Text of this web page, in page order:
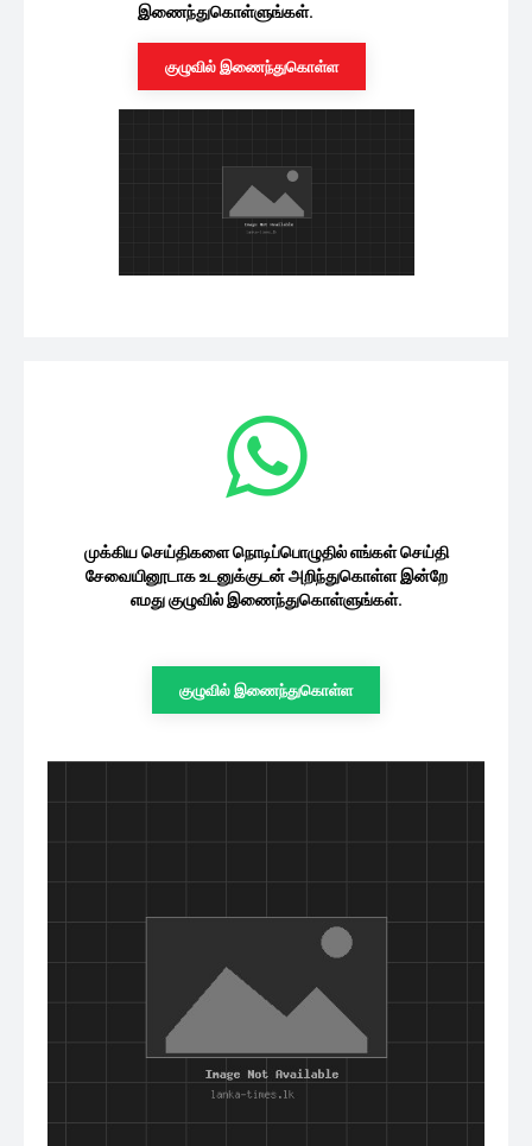
இணைந்துகொள்ளுங்கள்.
குழுவில் இணைந்துகொள்ள
முக்கிய செய்திகளை நொடிப்பொழுதில் எங்கள் செய்தி
சேவையினூடாக உடனுக்குடன் அறிந்துகொள்ள இன்றே
எமது குழுவில் இணைந்துகொள்ளுங்கள்.
குழுவில் இணைந்துகொள்ள